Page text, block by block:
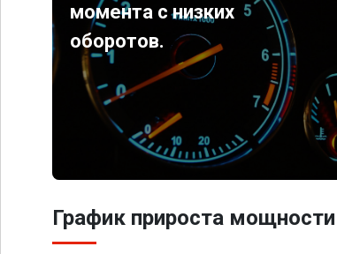
момента с низких
оборотов.
График прироста